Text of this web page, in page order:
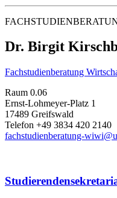
Dr. Birgit
Fachstudienberatung
Raum 0.06
Ernst-Lohmeyer-Platz 1
17489 Greifswald
Telefon +49 3834 420 2140
fachstudienberatung-